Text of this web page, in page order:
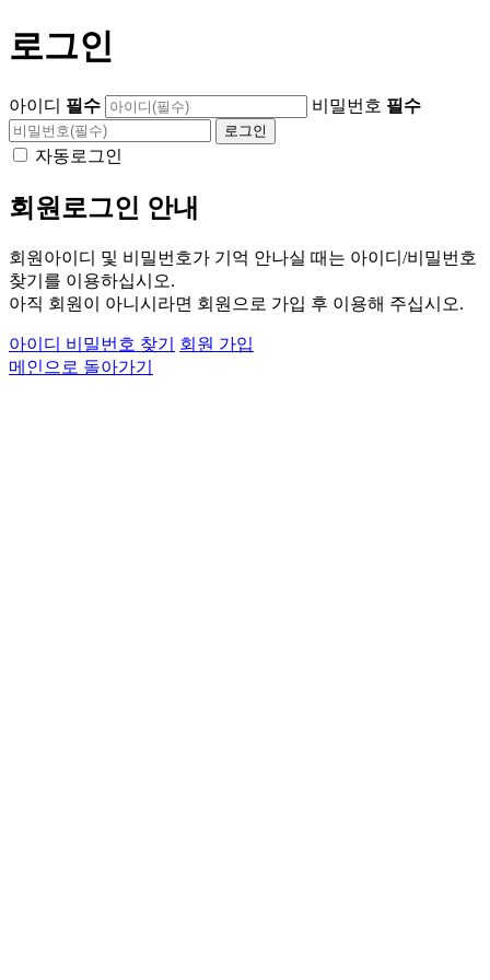
로그인
아이디 필수 비밀번호 필수
자동로그인
회원로그인 안내
회원아이디 및 비밀번호가 기억 안나실 때는 아이디/비밀번호
찾기를 이용하십시오.
아직 회원이 아니시라면 회원으로 가입 후 이용해 주십시오.
아이디 비밀번호 찾기
회원 가입
메인으로 돌아가기